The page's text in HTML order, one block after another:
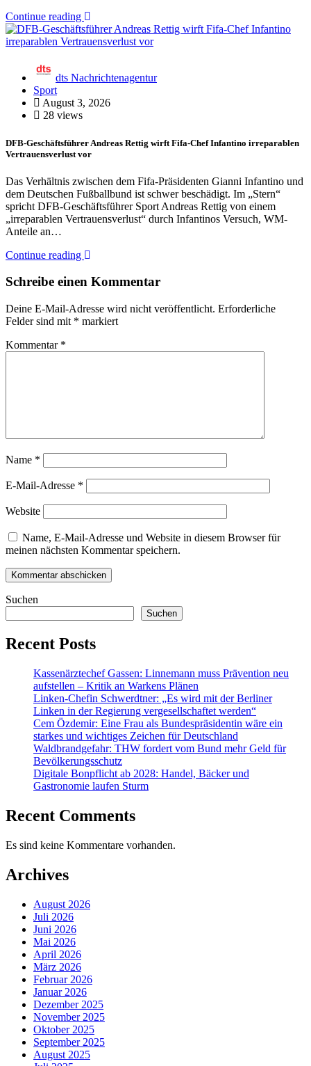
Continue reading
dts Nachrichtenagentur
Sport
August 3, 2026
28 views
DFB-Geschäftsführer Andreas Rettig wirft Fifa-Chef Infantino irreparablen
Vertrauensverlust vor
Das Verhältnis zwischen dem Fifa-Präsidenten Gianni Infantino und
dem Deutschen Fußballbund ist schwer beschädigt. Im „Stern“
spricht DFB-Geschäftsführer Sport Andreas Rettig von einem
„irreparablen Vertrauensverlust“ durch Infantinos Versuch, WM-
Anteile an…
Continue reading
Schreibe einen Kommentar
Deine E-Mail-Adresse wird nicht veröffentlicht. Erforderliche
Felder sind mit * markiert
Kommentar *
Name *
E-Mail-Adresse *
Website
Name, E-Mail-Adresse und Website in diesem Browser für
meinen nächsten Kommentar speichern.
Suchen
Suchen
Recent Posts
Kassenärztechef Gassen: Linnemann muss Prävention neu
aufstellen – Kritik an Warkens Plänen
Linken-Chefin Schwerdtner: „Es wird mit der Berliner
Linken in der Regierung vergesellschaftet werden“
Cem Özdemir: Eine Frau als Bundespräsidentin wäre ein
starkes und wichtiges Zeichen für Deutschland
Waldbrandgefahr: THW fordert vom Bund mehr Geld für
Bevölkerungsschutz
Digitale Bonpflicht ab 2028: Handel, Bäcker und
Gastronomie laufen Sturm
Recent Comments
Es sind keine Kommentare vorhanden.
Archives
August 2026
Juli 2026
Juni 2026
Mai 2026
April 2026
März 2026
Februar 2026
Januar 2026
Dezember 2025
November 2025
Oktober 2025
September 2025
August 2025